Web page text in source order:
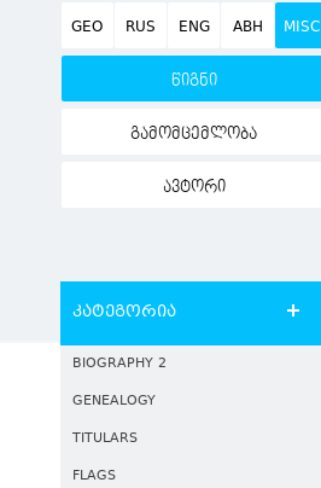
GEO RUS ENG ABH MISC
წიგნი
გამომცემლობა
ავტორი
კატეგორია
BIOGRAPHY 2
GENEALOGY
TITULARS
FLAGS